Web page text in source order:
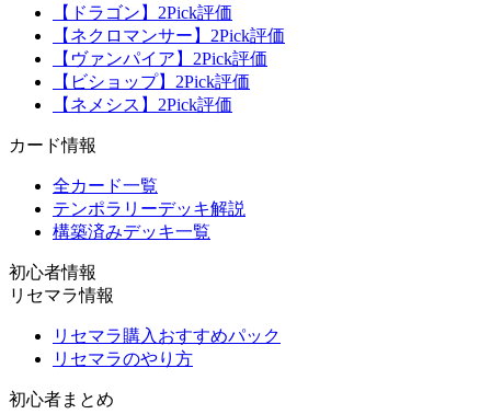
【ドラゴン】2Pick評価
【ネクロマンサー】2Pick評価
【ヴァンパイア】2Pick評価
【ビショップ】2Pick評価
【ネメシス】2Pick評価
カード情報
全カード一覧
テンポラリーデッキ解説
構築済みデッキ一覧
初心者情報
リセマラ情報
リセマラ購入おすすめパック
リセマラのやり方
初心者まとめ